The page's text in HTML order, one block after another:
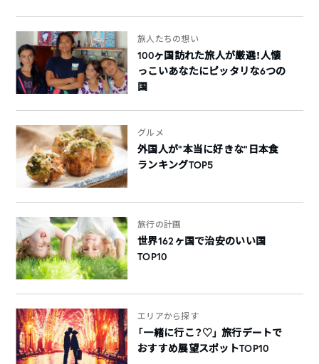
旅人たちの想い
100ヶ国訪れた旅人が厳選！人懐
っこいあなたにピッタリな6つの
国
グルメ
外国人が“本当に好きな”日本食
ランキングTOP5
旅行の計画
世界162ヶ国で治安のいい国
TOP10
エリアから探す
「一緒に行こ？♡」 旅行デートで
おすすめ展望スポットTOP10